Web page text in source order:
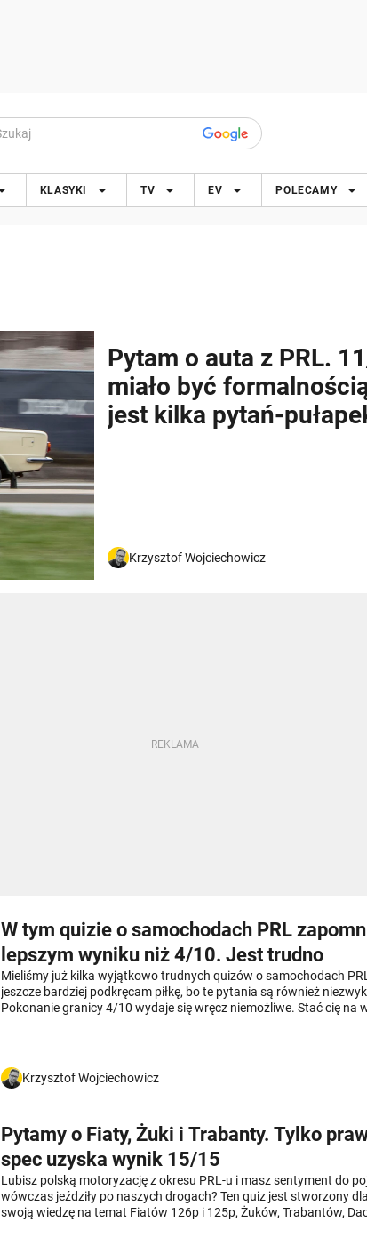
KLASYKI TV EV POLECAMY
Pytam o auta z PRL.
miało być
jest kilka pytań-
Krzysztof Wojciechowicz
W tym quizie o samochodach PRL
lepszym wyniku niż 4/10. Jest trudno
Mieliśmy już kilka wyjątkowo trudnych quizów o samochodach
jeszcze bardziej podkręcam piłkę, bo te pytania są również
Pokonanie granicy 4/10 wydaje się wręcz niemożliwe. Stać cię na
Krzysztof Wojciechowicz
Pytamy o Fiaty, Żuki i Trabanty. Tylko
spec uzyska wynik 15/15
Lubisz polską motoryzację z okresu PRL-u i masz sentyment do
wówczas jeździły po naszych drogach? Ten quiz jest stworzony
swoją wiedzę na temat Fiatów 126p i 125p, Żuków, Trabantów,